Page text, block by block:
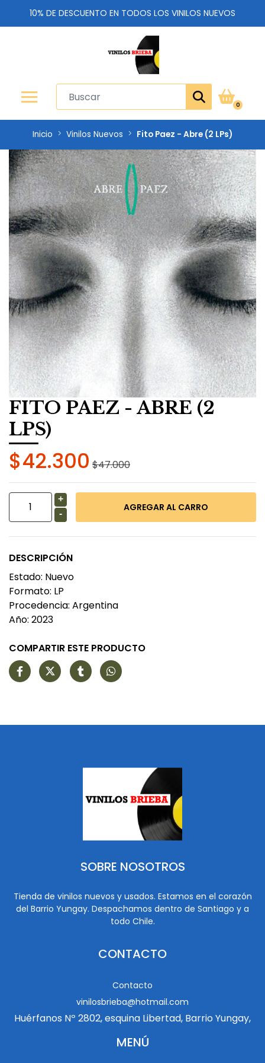
10% DE DESCUENTO EN TODOS LOS VINILOS NUEVOS
0
Inicio Vinilos Nuevos Fito Paez - Abre (2 LPs)
FITO PAEZ - ABRE (2
LPS)
$42.300 $47.000
+
-
DESCRIPCIÓN
Estado: Nuevo
Formato: LP
Procedencia: Argentina
Año: 2023
COMPARTIR ESTE PRODUCTO
SOBRE NOSOTROS
Tienda de vinilos nuevos y usados. Estamos en el corazón
del Barrio Yungay. Despachamos dentro de Santiago y a
todo Chile.
CONTACTO
Contacto
vinilosbrieba@hotmail.com
Huérfanos Nº 2802, esquina Libertad, Barrio Yungay,
MENÚ